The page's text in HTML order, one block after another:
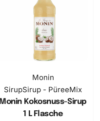
Monin
SirupSirup - PüreeMix
Monin Kokosnuss-Sirup
1 L Flasche